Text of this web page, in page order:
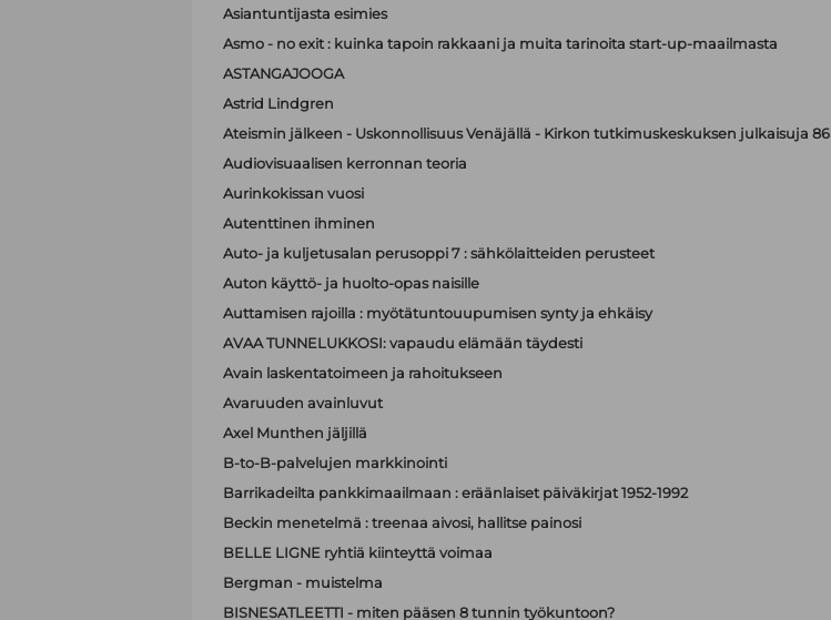
Asiantuntijasta esimies
Asmo - no exit : kuinka tapoin rakkaani ja muita tarinoita start-up-maailmasta
ASTANGAJOOGA
Astrid Lindgren
Ateismin jälkeen - Uskonnollisuus Venäjällä - Kirkon tutkimuskeskuksen julkaisuja 86
Audiovisuaalisen kerronnan teoria
Aurinkokissan vuosi
Autenttinen ihminen
Auto- ja kuljetusalan perusoppi 7 : sähkölaitteiden perusteet
Auton käyttö- ja huolto-opas naisille
Auttamisen rajoilla : myötätuntouupumisen synty ja ehkäisy
AVAA TUNNELUKKOSI: vapaudu elämään täydesti
Avain laskentatoimeen ja rahoitukseen
Avaruuden avainluvut
Axel Munthen jäljillä
B-to-B-palvelujen markkinointi
Barrikadeilta pankkimaailmaan : eräänlaiset päiväkirjat 1952-1992
Beckin menetelmä : treenaa aivosi, hallitse painosi
BELLE LIGNE ryhtiä kiinteyttä voimaa
Bergman - muistelma
BISNESATLEETTI - miten pääsen 8 tunnin työkuntoon?